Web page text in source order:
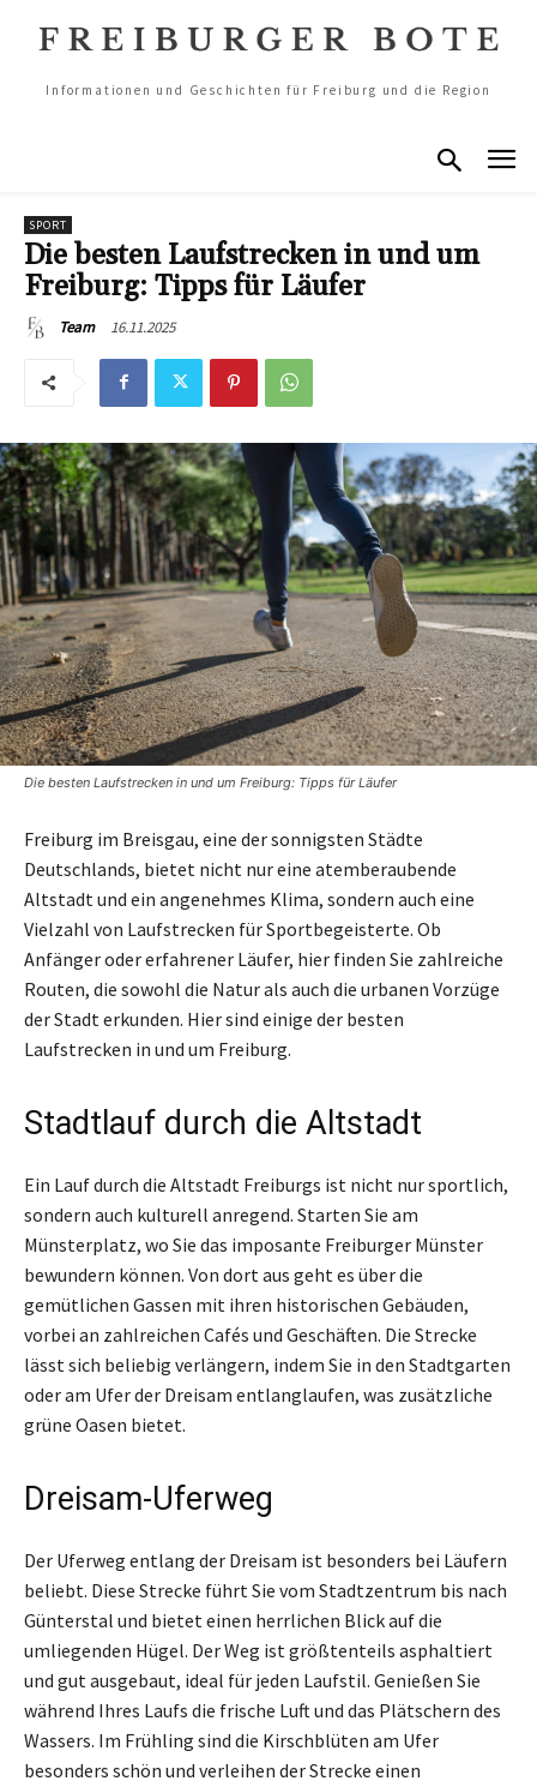
Informationen und Geschichten für Freiburg und die Region
SPORT
Die besten Laufstrecken in und um
Freiburg: Tipps für Läufer
Team 16.11.2025
Die besten Laufstrecken in und um Freiburg: Tipps für Läufer
Freiburg im Breisgau, eine der sonnigsten Städte
Deutschlands, bietet nicht nur eine atemberaubende
Altstadt und ein angenehmes Klima, sondern auch eine
Vielzahl von Laufstrecken für Sportbegeisterte. Ob
Anfänger oder erfahrener Läufer, hier finden Sie zahlreiche
Routen, die sowohl die Natur als auch die urbanen Vorzüge
der Stadt erkunden. Hier sind einige der besten
Laufstrecken in und um Freiburg.
Stadtlauf durch die Altstadt
Ein Lauf durch die Altstadt Freiburgs ist nicht nur sportlich,
sondern auch kulturell anregend. Starten Sie am
Münsterplatz, wo Sie das imposante Freiburger Münster
bewundern können. Von dort aus geht es über die
gemütlichen Gassen mit ihren historischen Gebäuden,
vorbei an zahlreichen Cafés und Geschäften. Die Strecke
lässt sich beliebig verlängern, indem Sie in den Stadtgarten
oder am Ufer der Dreisam entlanglaufen, was zusätzliche
grüne Oasen bietet.
Dreisam-Uferweg
Der Uferweg entlang der Dreisam ist besonders bei Läufern
beliebt. Diese Strecke führt Sie vom Stadtzentrum bis nach
Günterstal und bietet einen herrlichen Blick auf die
umliegenden Hügel. Der Weg ist größtenteils asphaltiert
und gut ausgebaut, ideal für jeden Laufstil. Genießen Sie
während Ihres Laufs die frische Luft und das Plätschern des
Wassers. Im Frühling sind die Kirschblüten am Ufer
besonders schön und verleihen der Strecke einen